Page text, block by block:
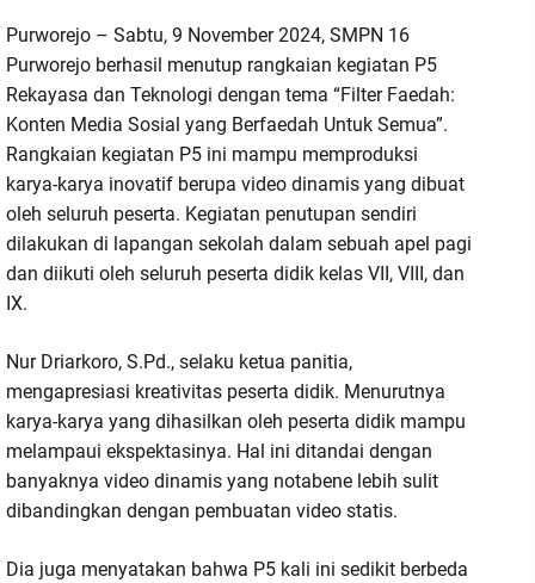
Purworejo – Sabtu, 9 November 2024, SMPN 16
Purworejo berhasil menutup rangkaian kegiatan P5
Rekayasa dan Teknologi dengan tema “Filter Faedah:
Konten Media Sosial yang Berfaedah Untuk Semua”.
Rangkaian kegiatan P5 ini mampu memproduksi
karya-karya inovatif berupa video dinamis yang dibuat
oleh seluruh peserta. Kegiatan penutupan sendiri
dilakukan di lapangan sekolah dalam sebuah apel pagi
dan diikuti oleh seluruh peserta didik kelas VII, VIII, dan
IX.
Nur Driarkoro, S.Pd., selaku ketua panitia,
mengapresiasi kreativitas peserta didik. Menurutnya
karya-karya yang dihasilkan oleh peserta didik mampu
melampaui ekspektasinya. Hal ini ditandai dengan
banyaknya video dinamis yang notabene lebih sulit
dibandingkan dengan pembuatan video statis.
Dia juga menyatakan bahwa P5 kali ini sedikit berbeda